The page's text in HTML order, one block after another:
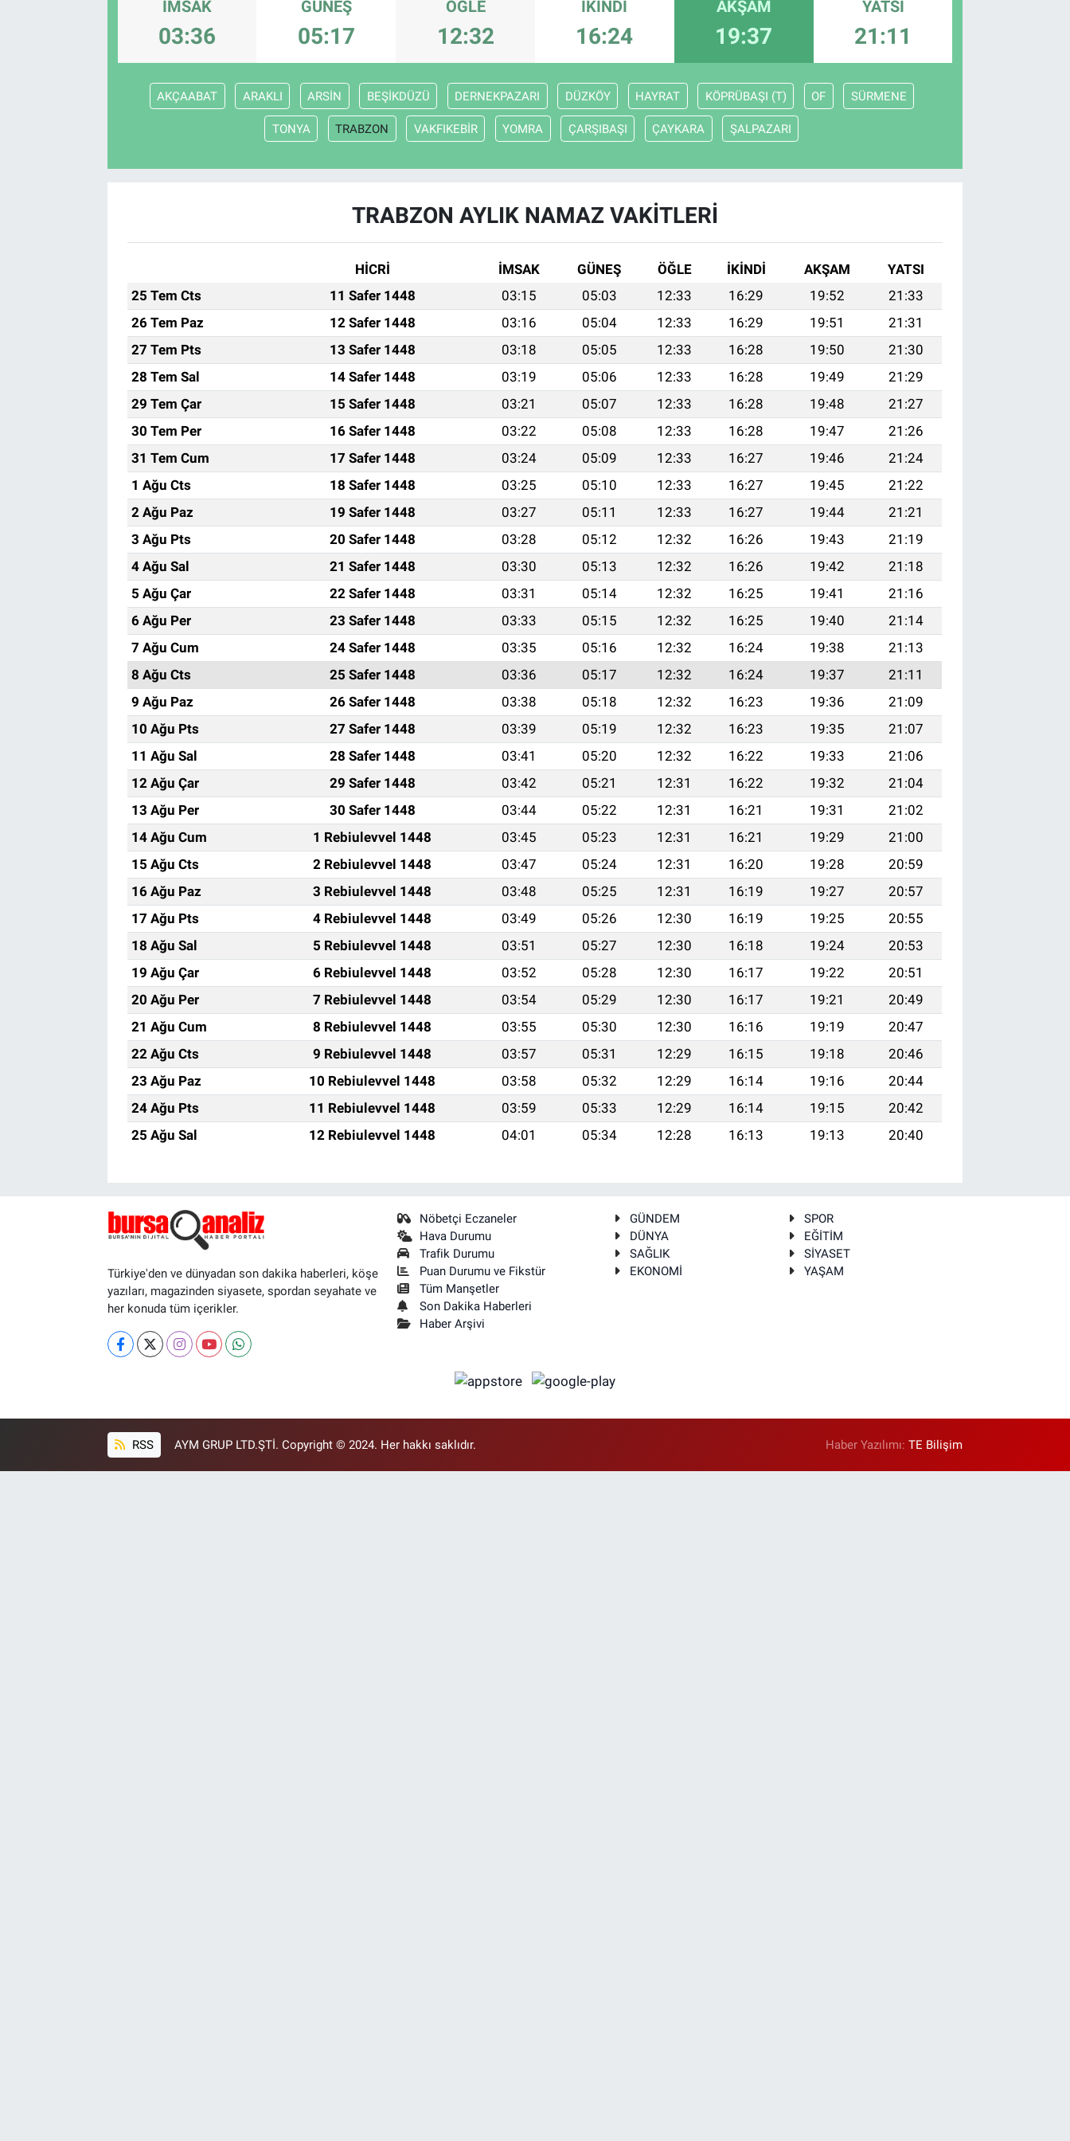
İMSAK
03:36
GÜNEŞ
05:17
ÖĞLE
12:32
İKINDI
16:24
AKŞAM
19:37
YATSI
21:11
AKÇAABAT ARAKLI ARSİN BEŞİKDÜZÜ DERNEKPAZARI DÜZKÖY HAYRAT KÖPRÜBAŞI (T) OF SÜRMENE
TONYA TRABZON VAKFIKEBİR YOMRA ÇARŞIBAŞI ÇAYKARA ŞALPAZARI
TRABZON AYLIK NAMAZ VAKITLERI
HİCRİ İMSAK GÜNEŞ ÖĞLE İKINDI AKŞAM
YATSI
25 Tem Cts
11 Safer 1448 03:15 05:03 12:33 16:29 19:52
21:33
26 Tem Paz
12 Safer 1448 03:16 05:04 12:33 16:29 19:51
21:31
27 Tem Pts
13 Safer 1448 03:18 05:05 12:33 16:28 19:50
21:30
28 Tem Sal
14 Safer 1448 03:19 05:06 12:33 16:28 19:49
21:29
29 Tem Çar
15 Safer 1448 03:21 05:07 12:33 16:28 19:48
21:27
30 Tem Per
16 Safer 1448 03:22 05:08 12:33 16:28 19:47
21:26
31 Tem Cum
17 Safer 1448 03:24 05:09 12:33 16:27 19:46
21:24
1 Ağu Cts
18 Safer 1448 03:25 05:10 12:33 16:27 19:45
21:22
2 Ağu Paz
19 Safer 1448 03:27 05:11 12:33 16:27 19:44
21:21
3 Ağu Pts
20 Safer 1448 03:28 05:12 12:32 16:26 19:43
21:19
4 Ağu Sal
21 Safer 1448 03:30 05:13 12:32 16:26 19:42
21:18
5 Ağu Çar
22 Safer 1448 03:31 05:14 12:32 16:25 19:41
21:16
6 Ağu Per
23 Safer 1448 03:33 05:15 12:32 16:25 19:40
21:14
7 Ağu Cum
24 Safer 1448 03:35 05:16 12:32 16:24 19:38
21:13
8 Ağu Cts
25 Safer 1448 03:36 05:17 12:32 16:24 19:37
21:11
9 Ağu Paz
26 Safer 1448 03:38 05:18 12:32 16:23 19:36
21:09
10 Ağu Pts
27 Safer 1448 03:39 05:19 12:32 16:23 19:35
21:07
11 Ağu Sal
28 Safer 1448 03:41 05:20 12:32 16:22 19:33
21:06
12 Ağu Çar
29 Safer 1448 03:42 05:21 12:31 16:22 19:32
21:04
13 Ağu Per
30 Safer 1448 03:44 05:22 12:31 16:21 19:31
21:02
14 Ağu Cum
1 Rebiulevvel 1448 03:45 05:23 12:31 16:21 19:29
21:00
15 Ağu Cts
2 Rebiulevvel 1448 03:47 05:24 12:31 16:20 19:28
20:59
16 Ağu Paz
3 Rebiulevvel 1448 03:48 05:25 12:31 16:19 19:27
20:57
17 Ağu Pts
4 Rebiulevvel 1448 03:49 05:26 12:30 16:19 19:25
20:55
18 Ağu Sal
5 Rebiulevvel 1448 03:51 05:27 12:30 16:18 19:24
20:53
19 Ağu Çar
6 Rebiulevvel 1448 03:52 05:28 12:30 16:17 19:22
20:51
20 Ağu Per
7 Rebiulevvel 1448 03:54 05:29 12:30 16:17 19:21
20:49
21 Ağu Cum
8 Rebiulevvel 1448 03:55 05:30 12:30 16:16 19:19
20:47
22 Ağu Cts
9 Rebiulevvel 1448 03:57 05:31 12:29 16:15 19:18
20:46
23 Ağu Paz
10 Rebiulevvel 1448 03:58 05:32 12:29 16:14 19:16
20:44
24 Ağu Pts
11 Rebiulevvel 1448 03:59 05:33 12:29 16:14 19:15
20:42
25 Ağu Sal
12 Rebiulevvel 1448 04:01 05:34 12:28 16:13 19:13 20:40
Türkiye'den ve dünyadan son dakika haberleri, köşe
yazıları, magazinden siyasete, spordan seyahate ve
her konuda tüm içerikler.
Nöbetçi Eczaneler
Hava Durumu
Trafik Durumu
Puan Durumu ve Fikstür
Tüm Manşetler
Son Dakika Haberleri
Haber Arşivi
GÜNDEM
SPOR
DÜNYA
EĞİTİM
SAĞLIK
SİYASET
EKONOMİ
YAŞAM
RSS AYM GRUP LTD.ŞTİ. Copyright © 2024. Her hakkı saklıdır. Haber Yazılımı:TE Bilişim